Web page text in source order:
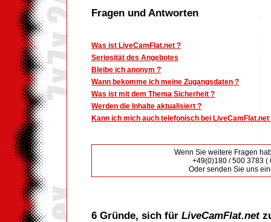
Fragen und Antworten
Was ist LiveCamFlat.net ?
Seriosität des Angebotes
Bleibe ich anonym ?
Wann bekomme ich meine Zugangsdaten ?
Was ist mit dem Thema Sicherheit ?
Werden die Inhalte aktualisiert ?
Kann ich mich auch telefonisch bei LiveCamFlat.net
Wenn Sie weitere Fragen
+49(0)180 / 500 3783 (
Oder senden Sie uns
6 Gründe, sich für LiveCamFlat.net